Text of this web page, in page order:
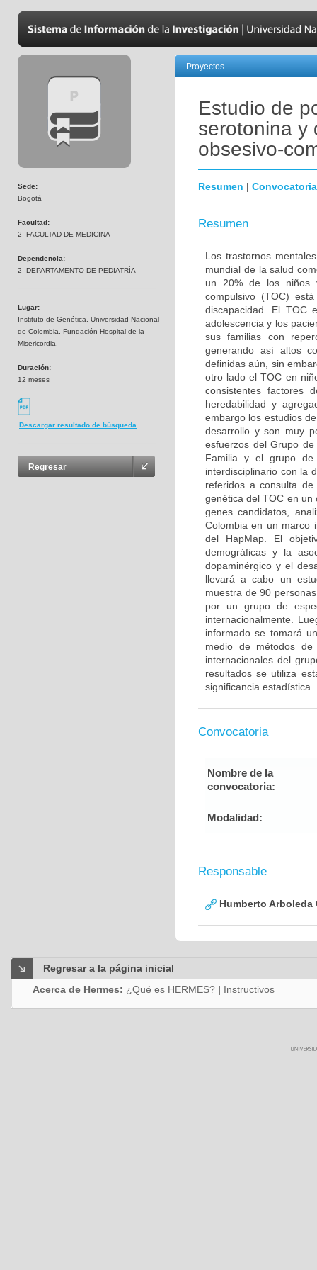
Sede:
Bogotá
Facultad:
2- FACULTAD DE MEDICINA
Dependencia:
2- DEPARTAMENTO DE PEDIATRÍA
Lugar:
Instituto de Genética. Universidad Nacional
de Colombia. Fundación Hospital de la
Misericordia.
Duración:
12 meses
Descargar resultado de búsqueda
Regresar
Proyectos
Estudio de
serotonina y
obsesivo-
Resumen | Convocatoria
Resumen
Los trastornos
mundial de la salud
un 20% de los niños
compulsivo (TOC)
discapacidad. El TOC
adolescencia y los
sus familias con
generando así altos
definidas aún, sin
otro lado el TOC en
consistentes factores
heredabilidad y
embargo los estudios
desarrollo y son muy
esfuerzos del Grupo
Familia y el grupo de
interdisciplinario con la
referidos a consulta
genética del TOC en un
genes candidatos,
Colombia en un marco
del HapMap. El
demográficas y la
dopaminérgico y el
llevará a cabo un
muestra de 90
por un grupo de
internacionalmente.
informado se tomará
medio de métodos de
internacionales del
resultados se utiliza
significancia estadística.
Convocatoria
Nombre de la
convocatoria:
Modalidad:
Responsable
Humberto Arboleda
Regresar a la página inicial
Acerca de Hermes: ¿Qué es HERMES? | Instructivos